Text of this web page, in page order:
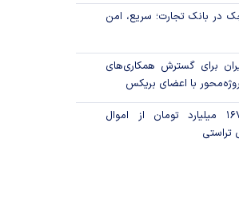
در بانک تجارت؛ سریع، امن
برای گسترش همکاری‌های
با اعضای بریکس
تهاتر ۱۶۷۳ میلیارد تومان از اموال